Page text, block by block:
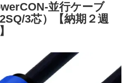
並行ケーブ
3芯）【納期２週